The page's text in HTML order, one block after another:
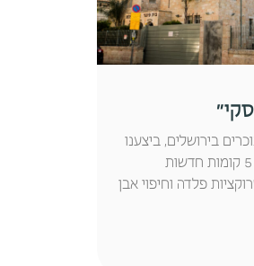
בירושלים, ביצענו
פרויקט הרחבה ותוספת 5 קומות חדשות
פלדה וחיפוי אבן